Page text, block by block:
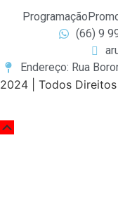
Programação
(66) 9
Endereço: Rua
2024 | Todos